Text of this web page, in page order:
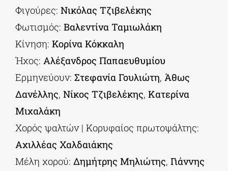
Φιγούρες: Νικόλας Τζιβελέκης
Φωτισμός: Βαλεντίνα Ταμιωλάκη
Κίνηση: Κορίνα Κόκκαλη
Ήχος: Αλέξανδρος Παπαευθυμίου
Ερμηνεύουν: Στεφανία Γουλιώτη, Άθως
Δανέλλης, Νίκος Τζιβελέκης, Κατερίνα
Μιχαλάκη
Χορός ψαλτών | Κορυφαίος πρωτοψάλτης:
Αχιλλέας Χαλδαιάκης
Μέλη χορού: Δημήτρης Μηλιώτης, Γιάννης